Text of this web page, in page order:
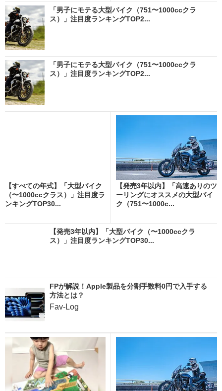
「男子にモテる大型バイク（751〜1000ccクラ
ス）」注目度ランキングTOP2...
「男子にモテる大型バイク（751〜1000ccクラ
ス）」注目度ランキングTOP2...
【すべての年式】「大型バイク
（〜1000ccクラス）」注目度ラ
ンキングTOP30...
【発売3年以内】「高速ありのツ
ーリングにオススメの大型バイ
ク（751〜1000c...
【発売3年以内】「大型バイク（〜1000ccクラ
ス）」注目度ランキングTOP30...
FPが解説！Apple製品を分割手数料0円で入手する
方法とは？
Fav-Log